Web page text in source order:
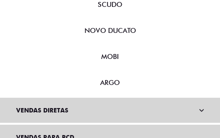
SCUDO
NOVO DUCATO
MOBI
ARGO
VENDAS DIRETAS